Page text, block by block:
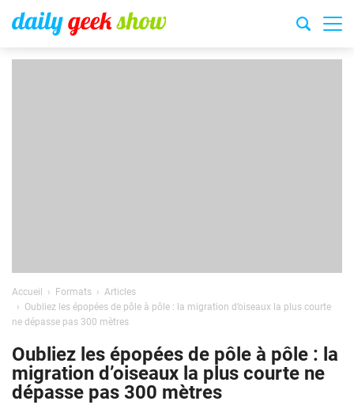
Accueil Formats
Articles
Oubliez les épopées de pôle à pôle : la migration d’oiseaux la plus courte
ne dépasse pas 300 mètres
Oubliez les épopées de pôle à pôle : la
migration d’oiseaux la plus courte ne
dépasse pas 300 mètres